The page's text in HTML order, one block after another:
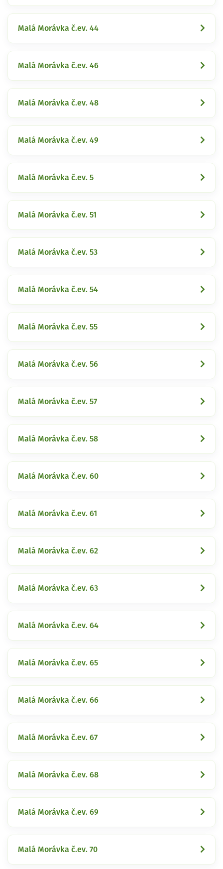
Malá Morávka č.ev. 44
Malá Morávka č.ev. 46
Malá Morávka č.ev. 48
Malá Morávka č.ev. 49
Malá Morávka č.ev. 5
Malá Morávka č.ev. 51
Malá Morávka č.ev. 53
Malá Morávka č.ev. 54
Malá Morávka č.ev. 55
Malá Morávka č.ev. 56
Malá Morávka č.ev. 57
Malá Morávka č.ev. 58
Malá Morávka č.ev. 60
Malá Morávka č.ev. 61
Malá Morávka č.ev. 62
Malá Morávka č.ev. 63
Malá Morávka č.ev. 64
Malá Morávka č.ev. 65
Malá Morávka č.ev. 66
Malá Morávka č.ev. 67
Malá Morávka č.ev. 68
Malá Morávka č.ev. 69
Malá Morávka č.ev. 70